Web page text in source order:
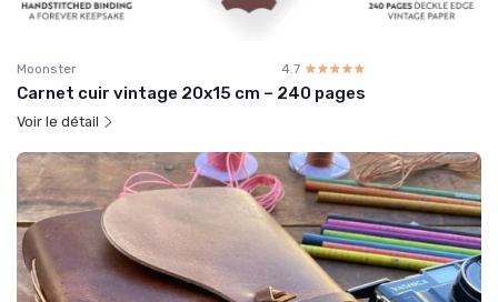
Moonster 4.7 ☆☆☆☆☆
★★★★★
Carnet cuir vintage 20x15 cm – 240 pages
Voir le détail